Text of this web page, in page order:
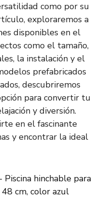
como por su
exploraremos a
disponibles en el
como el tamaño,
la instalación y el
prefabricados
descubriremos
para convertir tu
y diversión.
en el fascinante
y encontrar la ideal
hinchable para
cm, color azul